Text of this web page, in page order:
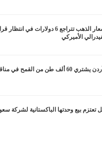
أسعار الذهب تتراجع 6 دولارات في
الأميركي
60 ألف طن من القمح في مناقصة
تعتزم بيع وحدتها الباكستانية لشركة